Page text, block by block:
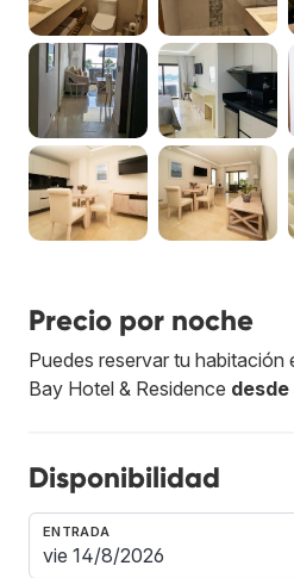
Precio por noche
Puedes reservar tu habitación
Bay Hotel & Residence
Disponibilidad
ENTRADA